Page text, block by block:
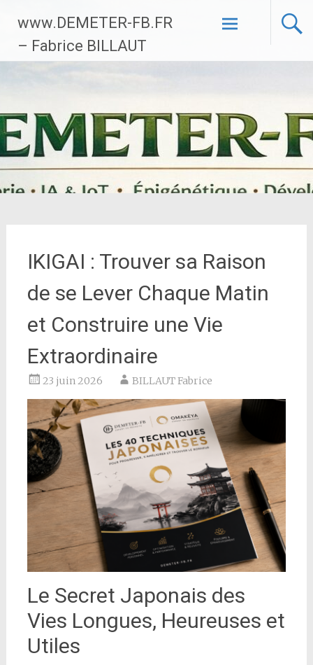
contenu
principal
www.DEMETER-FB.FR
– Fabrice BILLAUT
IKIGAI : Trouver sa Raison
de se Lever Chaque Matin
et Construire une Vie
Extraordinaire
23 juin 2026 BILLAUT Fabrice
Le Secret Japonais des
Vies Longues, Heureuses et
Utiles